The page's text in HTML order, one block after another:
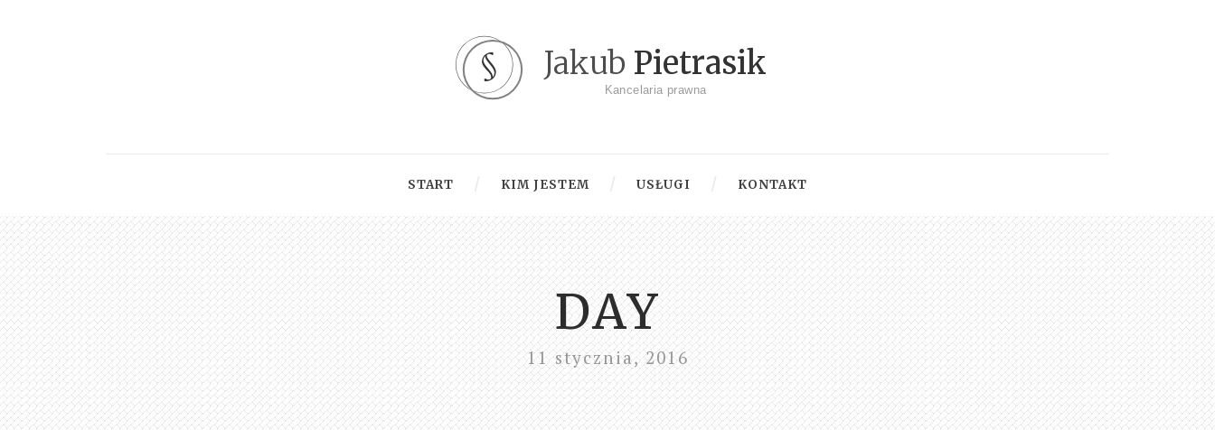
Jakub Pietrasik
Kancelaria prawna
START KIM JESTEM USŁUGI KONTAKT
DAY
11 stycznia, 2016